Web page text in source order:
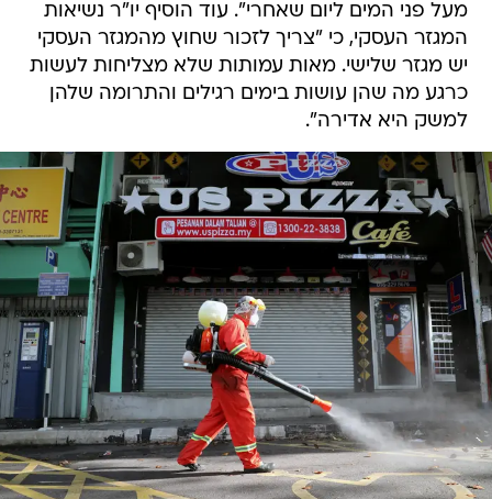
מעל פני המים ליום שאחרי". עוד הוסיף יו"ר נשיאות
המגזר העסקי, כי "צריך לזכור שחוץ מהמגזר העסקי
יש מגזר שלישי. מאות עמותות שלא מצליחות לעשות
כרגע מה שהן עושות בימים רגילים והתרומה שלהן
למשק היא אדירה".